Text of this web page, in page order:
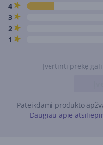
4
3
2
1
Įvertinti prekę
Pateikdami produkto
Daugiau apie